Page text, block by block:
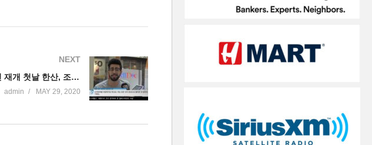
NEXT
기대에 못 미친 재개 첫날 한산, 조심스런 분위기
admin MAY 29, 2020